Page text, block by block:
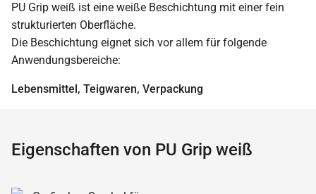
PU Grip weiß ist eine weiße Beschichtung mit einer fein
strukturierten Oberfläche.
Die Beschichtung eignet sich vor allem für folgende
Anwendungsbereiche:
Lebensmittel, Teigwaren, Verpackung
Eigenschaften von PU Grip weiß